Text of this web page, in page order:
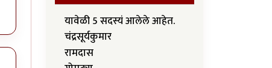
यावेळी 5 सदस्यं आलेले आहेत.
चंद्रसूर्यकुमार
रामदास